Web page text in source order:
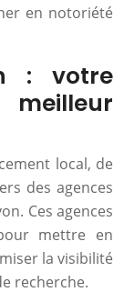
en notoriété
: votre
local, de
des agences
Ces agences
mettre en
la visibilité
recherche.